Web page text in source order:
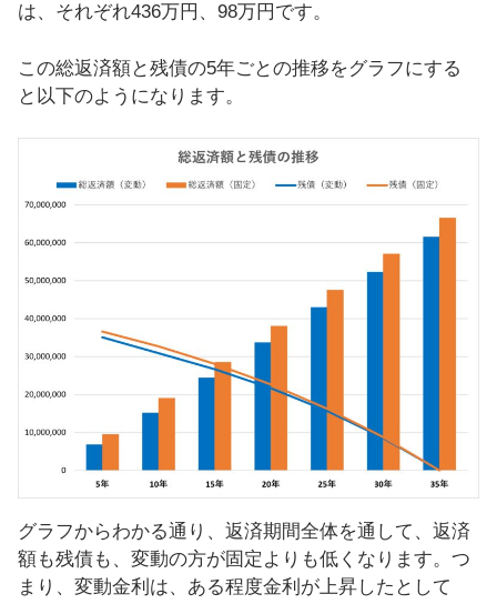
は、それぞれ436万円、98万円です。
この総返済額と残債の5年ごとの推移をグラフにする
と以下のようになります。
グラフからわかる通り、返済期間全体を通して、返済
額も残債も、変動の方が固定よりも低くなります。つ
まり、変動金利は、ある程度金利が上昇したとして